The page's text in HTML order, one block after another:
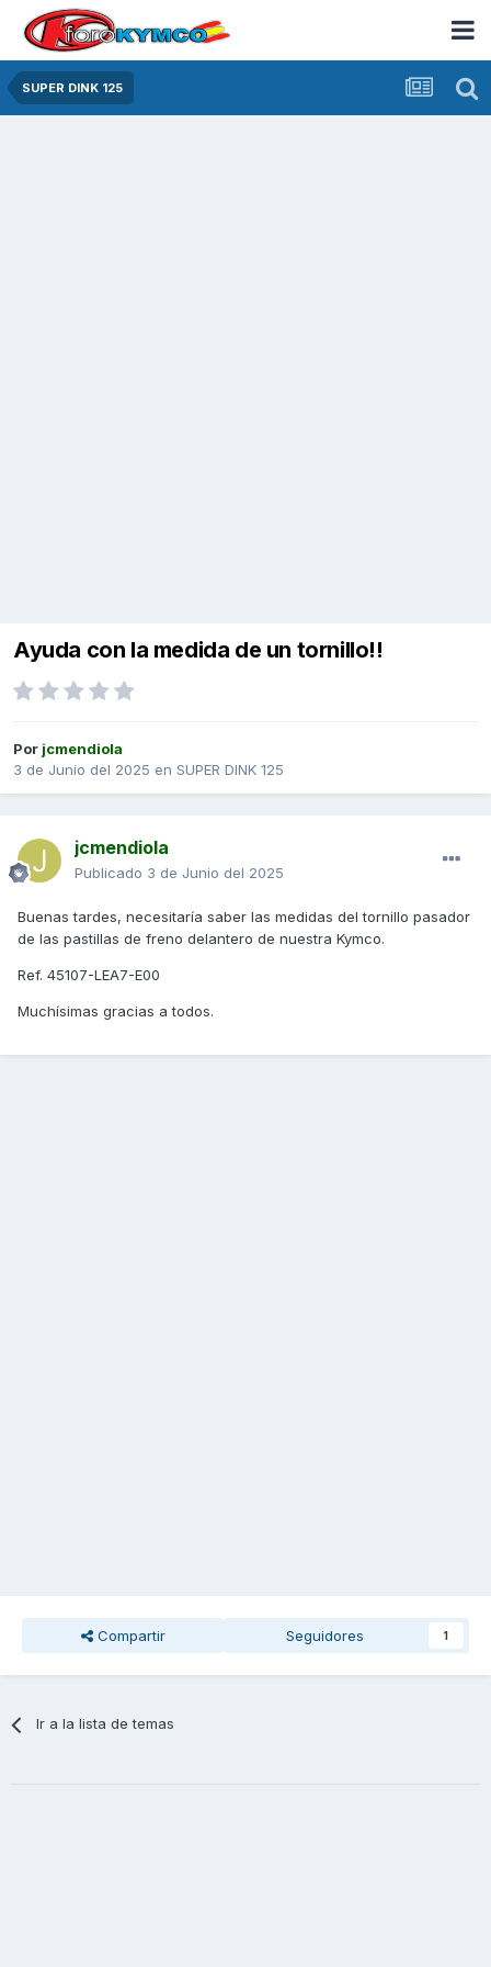
SUPER DINK 125
Ayuda con la medida de un tornillo!!
Por jcmendiola
3 de Junio del 2025 en SUPER DINK 125
jcmendiola
Publicado 3 de Junio del 2025
Buenas tardes, necesitaría saber las medidas del tornillo pasador
de las pastillas de freno delantero de nuestra Kymco.
Ref. 45107-LEA7-E00
Muchísimas gracias a todos.
Compartir Seguidores 1
Ir a la lista de temas